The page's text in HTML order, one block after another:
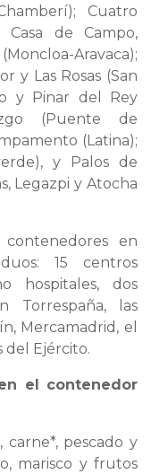
Cuatro
Casa de Campo,
Aravaca);
y Las Rosas (San
y Pinar del Rey
(Puente de
(Latina);
y Palos de
Legazpi y Atocha
en
15 centros
hospitales, dos
Torrespaña, las
Mercamadrid, el
del Ejército.
el contenedor
pescado y
marisco y frutos